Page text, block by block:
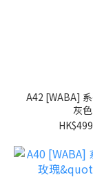
A42 [WABA] 系列 "玫瑰" -
灰色